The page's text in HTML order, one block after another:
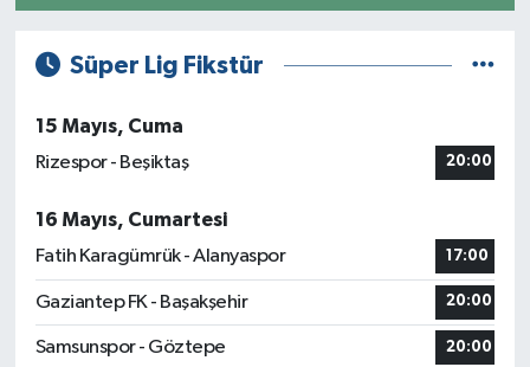
Süper Lig Fikstür
15 Mayıs, Cuma
Rizespor - Beşiktaş
20:00
16 Mayıs, Cumartesi
Fatih Karagümrük - Alanyaspor
17:00
Gaziantep FK - Başakşehir 20:00
Samsunspor - Göztepe 20:00